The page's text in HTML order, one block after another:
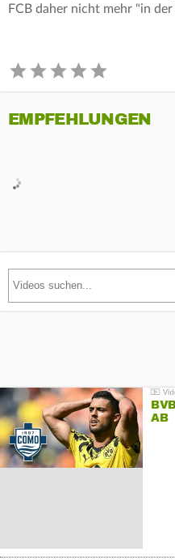
FCB daher nicht mehr "in der
EMPFEHLUNGEN
AB